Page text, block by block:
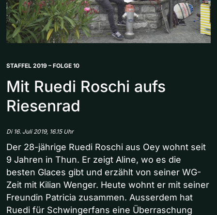
STAFFEL 2019 – FOLGE 10
Mit Ruedi Roschi aufs
Riesenrad
Di 16. Juli 2019, 16.15 Uhr
Der 28-jährige Ruedi Roschi aus Oey wohnt seit
9 Jahren in Thun. Er zeigt Aline, wo es die
besten Glaces gibt und erzählt von seiner WG-
Zeit mit Kilian Wenger. Heute wohnt er mit seiner
Freundin Patricia zusammen. Ausserdem hat
Ruedi für Schwingerfans eine Überraschung